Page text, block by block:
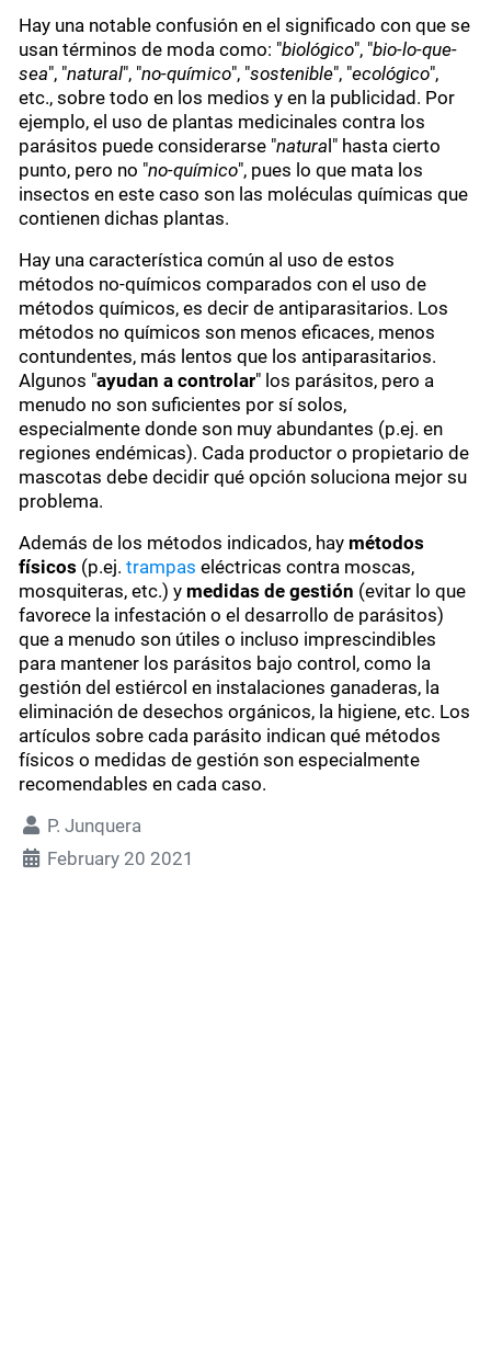
Hay una notable confusión en el significado con que se
usan términos de moda como: "biológico", "bio-lo-que-
sea", "natural", "no-químico", "sostenible", "ecológico",
etc., sobre todo en los medios y en la publicidad. Por
ejemplo, el uso de plantas medicinales contra los
parásitos puede considerarse "natura l" hasta cierto
punto, pero no "no-químico", pues lo que mata los
insectos en este caso son las moléculas químicas que
contienen dichas plantas.
Hay una característica común al uso de estos
métodos no-químicos comparados con el uso de
métodos químicos, es decir de antiparasitarios. Los
métodos no químicos son menos eficaces, menos
contundentes, más lentos que los antiparasitarios.
Algunos "ayudan a controlar" los parásitos, pero a
menudo no son suficientes por sí solos,
especialmente donde son muy abundantes (p.ej. en
regiones endémicas). Cada productor o propietario de
mascotas debe decidir qué opción soluciona mejor su
problema.
Además de los métodos indicados, hay métodos
físicos (p.ej.trampas eléctricas contra moscas,
mosquiteras, etc.) y medidas de gestión (evitar lo que
favorece la infestación o el desarrollo de parásitos)
que a menudo son útiles o incluso imprescindibles
para mantener los parásitos bajo control, como la
gestión del estiércol en instalaciones ganaderas, la
eliminación de desechos orgánicos, la higiene, etc. Los
artículos sobre cada parásito indican qué métodos
físicos o medidas de gestión son especialmente
recomendables en cada caso.
P. Junquera
February 20 2021